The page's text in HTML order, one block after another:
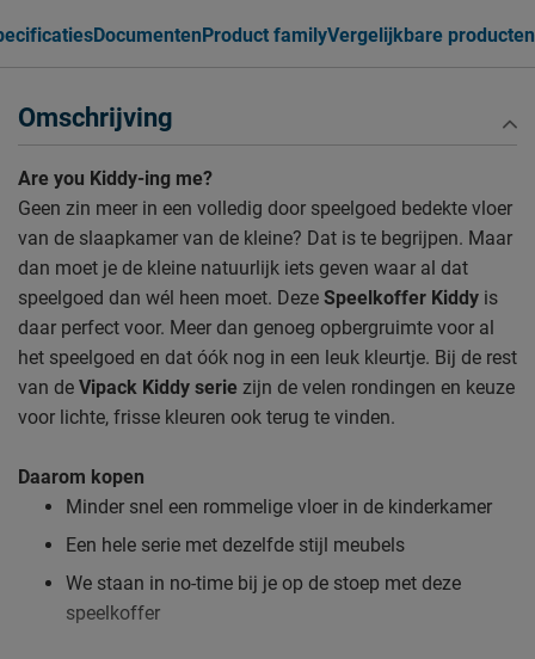
DocumentenProduct familyVergelijkbare producten
Omschrijving
Are you Kiddy-ing me?
Geen zin meer in een volledig door speelgoed bedekte vloer
van de slaapkamer van de kleine? Dat is te begrijpen. Maar
dan moet je de kleine natuurlijk iets geven waar al dat
speelgoed dan wél heen moet. Deze Speelkoffer Kiddy is
daar perfect voor. Meer dan genoeg opbergruimte voor al
het speelgoed en dat óók nog in een leuk kleurtje. Bij de rest
van de Vipack Kiddy serie zijn de velen rondingen en keuze
voor lichte, frisse kleuren ook terug te vinden.
Daarom kopen
Minder snel een rommelige vloer in de kinderkamer
Een hele serie met dezelfde stijl meubels
We staan in no-time bij je op de stoep met deze
speelkoffer